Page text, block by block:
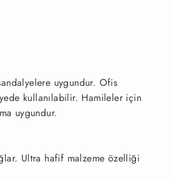
uygundur. Ofis
kullanılabilir. Hamileler için
uygundur.
Ultra hafif malzeme özelliği